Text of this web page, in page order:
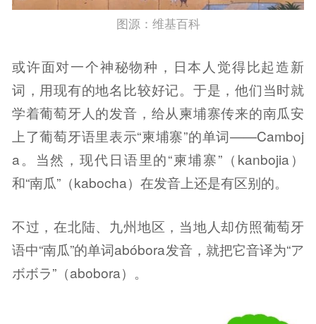
图源：维基百科
或许面对一个神秘物种，日本人觉得比起造新
词，用现有的地名比较好记。于是，他们当时就
学着葡萄牙人的发音，给从柬埔寨传来的南瓜安
上了葡萄牙语里表示“柬埔寨”的单词——Camboj
a。当然，现代日语里的“柬埔寨”（kanbojia）
和“南瓜”（kabocha）在发音上还是有区别的。
不过，在北陆、九州地区，当地人却仿照葡萄牙
语中“南瓜”的单词abóbora发音，就把它音译为“ア
ボボラ”（abobora）。